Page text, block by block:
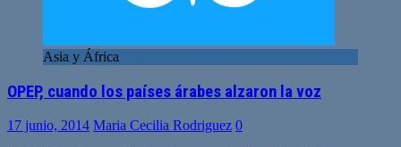
Asia y África
OPEP, cuando los países árabes alzaron la voz
17 junio, 2014 Maria Cecilia Rodriguez 0